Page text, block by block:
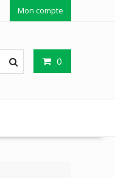
Mon compte
0